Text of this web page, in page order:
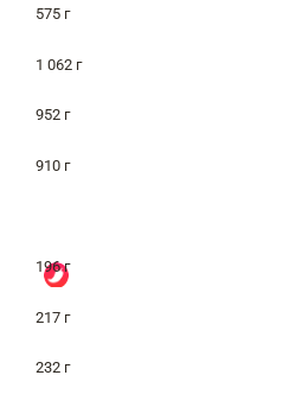
575 г
1 062 г
952 г
910 г
196 г
217 г
232 г